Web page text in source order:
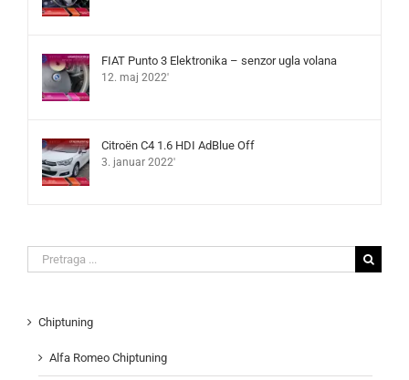
FIAT Punto 3 Elektronika – senzor ugla volana
12. maj 2022'
Citroën C4 1.6 HDI AdBlue Off
3. januar 2022'
Search
for:
Chiptuning
Alfa Romeo Chiptuning